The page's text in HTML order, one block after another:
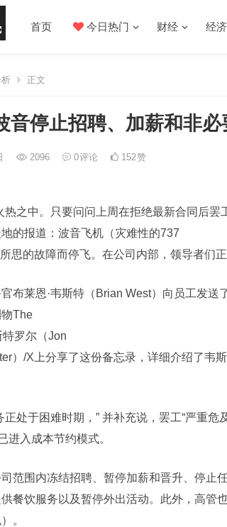
首页 今日热门 财经 经济
正文
音停止招聘、加薪和非必
2096 0评论 152赞
之中。只要问问上周在拒绝最新合同后罢
的报道：波音飞机（灾难性的737
思的故障而停飞。在公司内部，领导者们正
布莱恩·韦斯特（Brian West）向员工发送
The
特罗尔（Jon
）/X上分享了这份备忘录，详细介绍了韦
处于困难时期，” 并补充说，罢工“严重危
进入成本节约模式。
范围内冻结招聘、暂停加薪和晋升、停止
餐饮服务以及暂停外出活动。此外，高管
。